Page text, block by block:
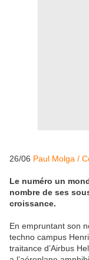
26/06 Paul Molga /
Le numéro un
nombre de ses
croissance.
En empruntant son
techno campus
traitance d’Airbus